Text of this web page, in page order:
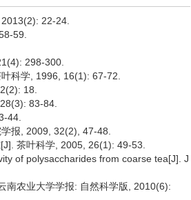
22-24.
59.
298-300.
科学, 1996, 16(1): 67-72.
18.
83-84.
44.
报, 2009, 32(2), 47-48.
茶叶科学, 2005, 26(1): 49-53.
of polysaccharides from coarse tea[J]. J
南农业大学学报: 自然科学版, 2010(6):